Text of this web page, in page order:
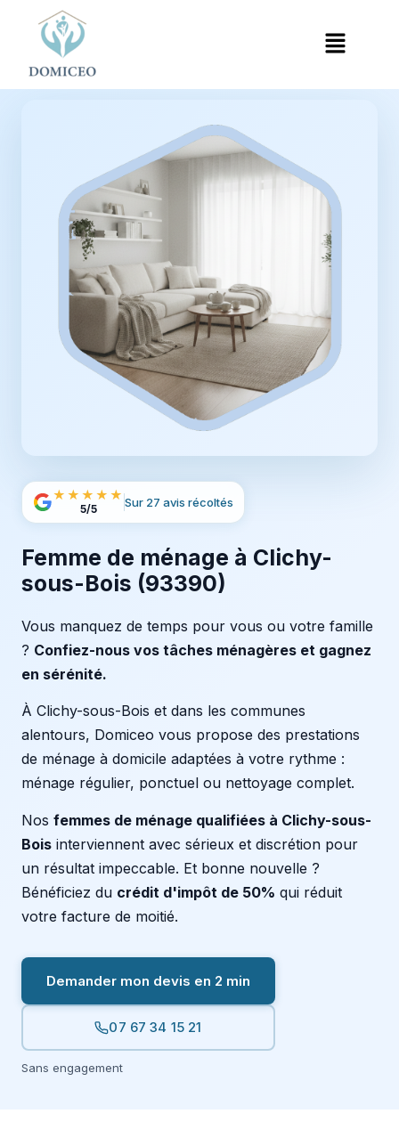
Accueil›Ménage à Domicile
★★★★★
5/5 Sur 27 avis récoltés
Femme de ménage à Clichy-
sous-Bois (93390)
Vous manquez de temps pour vous ou votre famille
? Confiez-nous vos tâches ménagères et gagnez
en sérénité.
À Clichy-sous-Bois et dans les communes
alentours, Domiceo vous propose des prestations
de ménage à domicile adaptées à votre rythme :
ménage régulier, ponctuel ou nettoyage complet.
Nos femmes de ménage qualifiées à Clichy-sous-
Bois interviennent avec sérieux et discrétion pour
un résultat impeccable. Et bonne nouvelle ?
Bénéficiez du crédit d'impôt de 50% qui réduit
votre facture de moitié.
Demander mon devis en 2 min
07 67 34 15 21
Sans engagement
Panneau de gestion des cookies